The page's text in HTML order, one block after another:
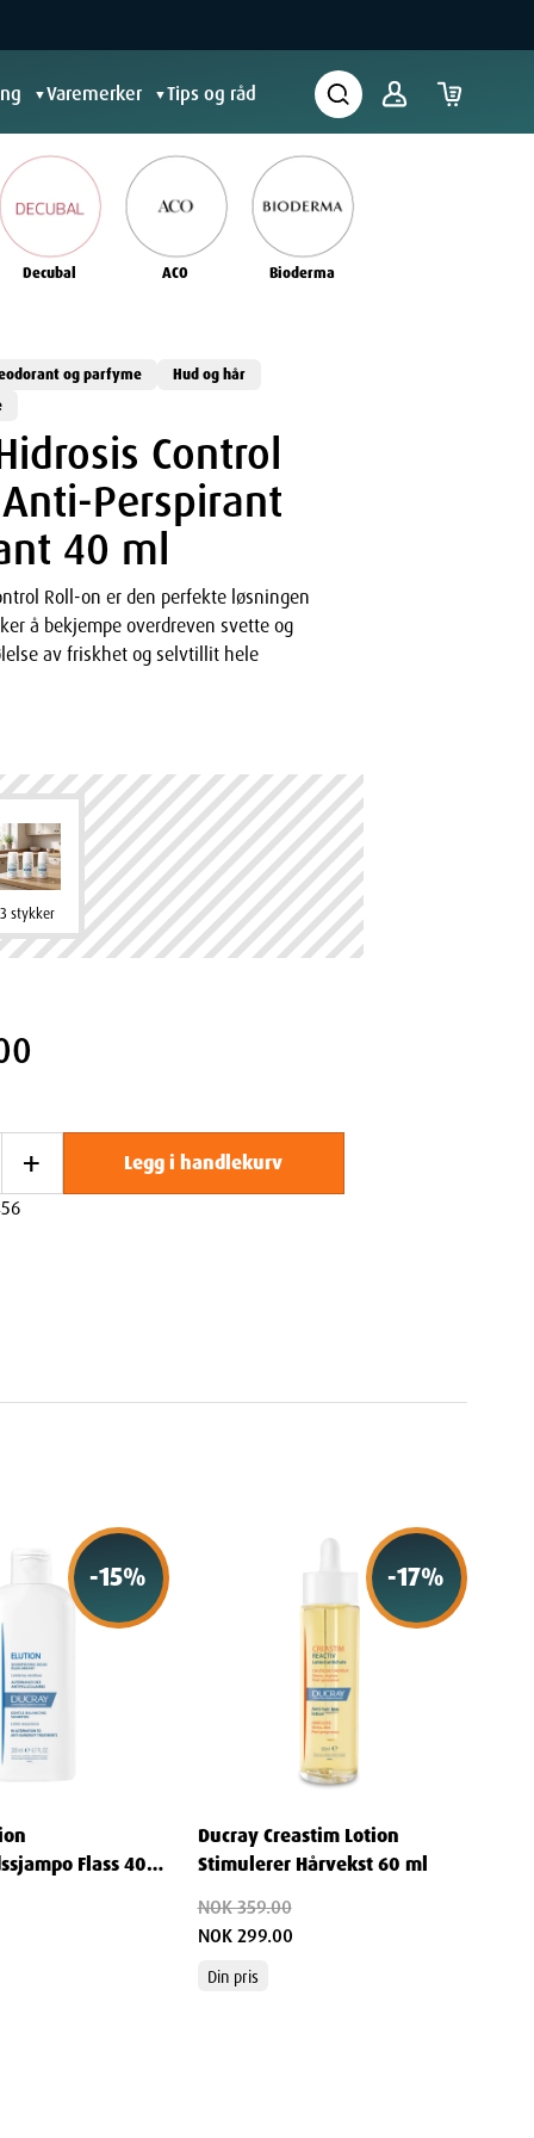
▼Varemerker ▼Tips og råd
Decubal ACO Bioderma
og parfyme
Hud og hår
Control
Perspirant
40 ml
Roll-on er den perfekte løsningen
å bekjempe overdreven svette og
av friskhet og selvtillit hele
3 stykker
+
Legg i handlekurv
-15%
Flass 400
-17%
Ducray Creastim Lotion
Stimulerer Hårvekst 60 ml
NOK 359.00
NOK 299.00
Din pris